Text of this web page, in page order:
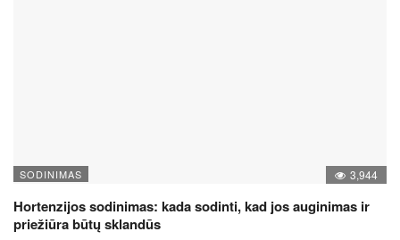
SODINIMAS 3,944
Hortenzijos sodinimas: kada sodinti, kad jos auginimas ir
priežiūra būtų sklandūs